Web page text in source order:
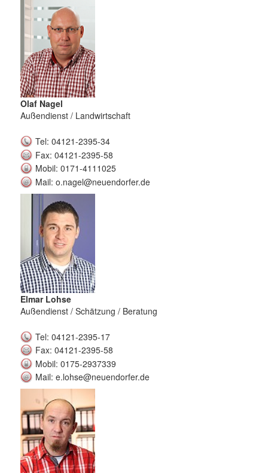
Olaf Nagel
Außendienst / Landwirtschaft
Tel: 04121-2395-34
Fax: 04121-2395-58
Mobil: 0171-4111025
Mail: o.nagel@neuendorfer.de
Elmar Lohse
Außendienst / Schätzung / Beratung
Tel: 04121-2395-17
Fax: 04121-2395-58
Mobil: 0175-2937339
Mail: e.lohse@neuendorfer.de